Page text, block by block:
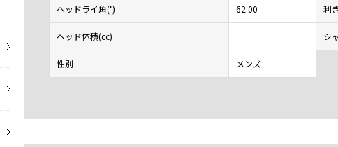
ヘッドライ角(°) 62.00 利
ヘッド体積(cc) シ
性別 メンズ